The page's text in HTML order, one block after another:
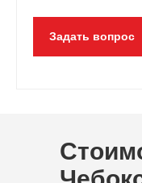
Задать вопрос